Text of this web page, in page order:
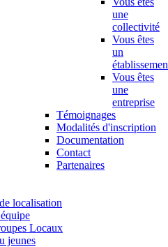
une
collectivité
Vous êtes
un
Vous êtes
une
entreprise
Témoignages
Modalités d'inscription
Documentation
Contact
Partenaires
localisation
Locaux
jeunes